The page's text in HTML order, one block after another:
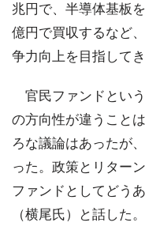
兆円で、半導体基板
億円で買収するなど
争力向上を目指して
官民ファンドとい
の方向性が違うこと
ろな議論はあったが
った。政策とリター
ファンドとしてどう
（横尾氏）と話した。